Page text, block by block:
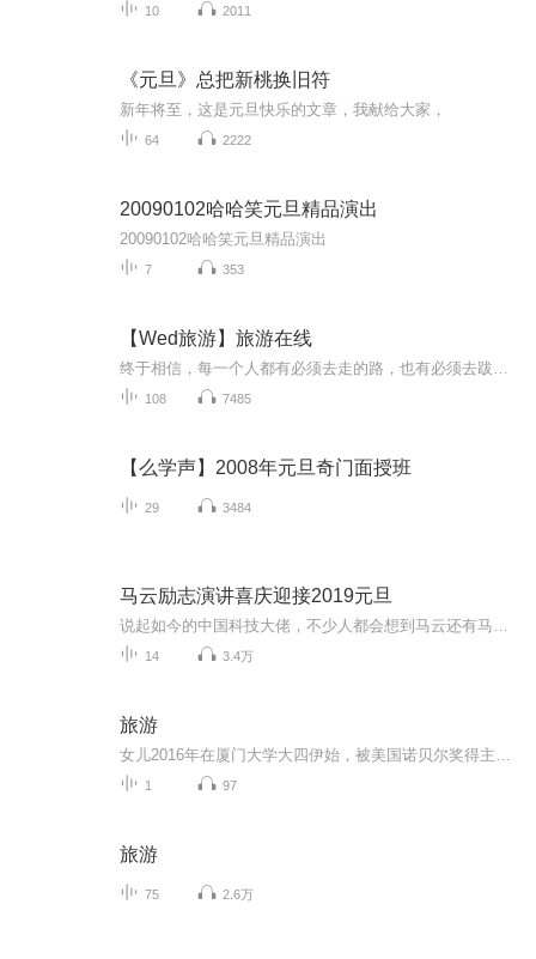
10 2011
《元旦》总把新桃换旧符
新年将至，这是元旦快乐的文章，我献给大家，
64 2222
20090102哈哈笑元旦精品演出
20090102哈哈笑元旦精品演出
7 353
【Wed旅游】旅游在线
108 7485
【么学声】2008年元旦奇门面授班
29 3484
马云励志演讲喜庆迎接2019元旦
14 3.4万
旅游
1 97
旅游
75 2.6万